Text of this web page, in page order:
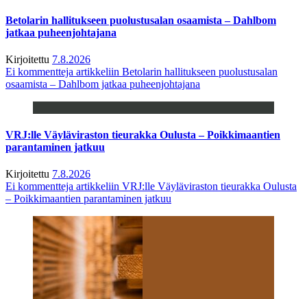
Betolarin hallitukseen puolustusalan osaamista – Dahlbom
jatkaa puheenjohtajana
Kirjoitettu 7.8.2026
Ei kommentteja artikkeliin Betolarin hallitukseen puolustusalan
osaamista – Dahlbom jatkaa puheenjohtajana
VRJ:lle Väyläviraston tieurakka Oulusta – Poikkimaantien
parantaminen jatkuu
Kirjoitettu 7.8.2026
Ei kommentteja artikkeliin VRJ:lle Väyläviraston tieurakka Oulusta
– Poikkimaantien parantaminen jatkuu